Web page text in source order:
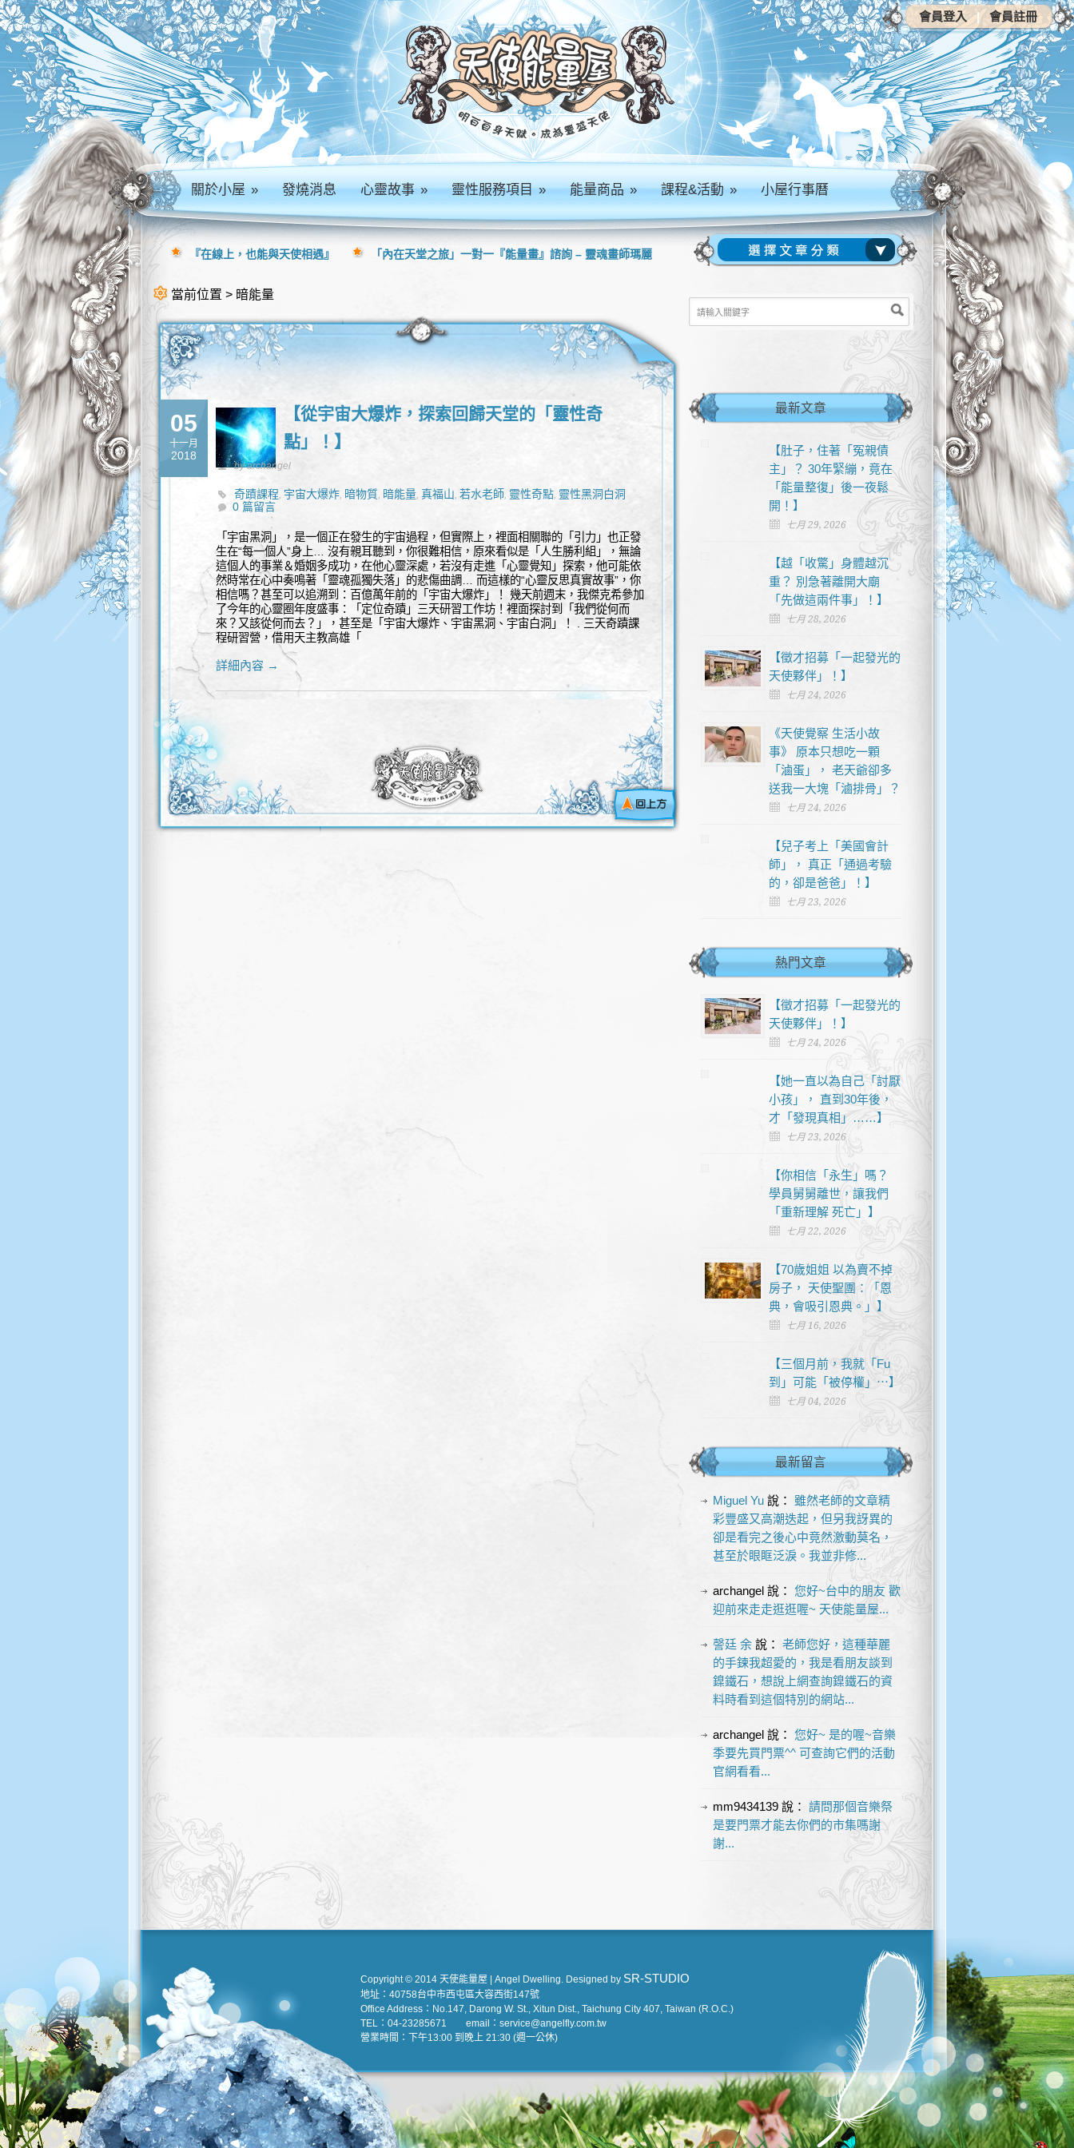
關於小屋» 發燒消息 心靈故事» 靈性服務項目» 能量商品» 課程&活動» 小屋行事曆
當前位置 > 暗能量
05
十一月
2018
【從宇宙大爆炸，探索回歸天堂的「靈性奇
點」！】
by archangel
奇蹟課程, 宇宙大爆炸, 暗物質, 暗能量, 真福山, 若水老師, 靈性奇點, 靈性黑洞白洞
0 篇留言
「宇宙黑洞」，是一個正在發生的宇宙過程，但實際上，裡面相關聯的「引力」也正發
生在“每一個人”身上… 沒有親耳聽到，你很難相信，原來看似是「人生勝利組」，無論
這個人的事業＆婚姻多成功，在他心靈深處，若沒有走進「心靈覺知」探索，他可能依
然時常在心中奏鳴著「靈魂孤獨失落」的悲傷曲調… 而這樣的“心靈反思真實故事”，你
相信嗎？甚至可以追溯到：百億萬年前的「宇宙大爆炸」！ 幾天前週末，我傑克希參加
了今年的心靈圈年度盛事：「定位奇蹟」三天研習工作坊！裡面探討到「我們從何而
來？又該從何而去？」，甚至是「宇宙大爆炸、宇宙黑洞、宇宙白洞」！ . 三天奇蹟課
程研習營，借用天主教高雄「
詳細內容 →
最新文章
【肚子，住著「冤親債
主」？ 30年緊繃，竟在
「能量整復」後一夜鬆
開！】
七月 29, 2026
【越「收驚」身體越沉
重？ 別急著離開大廟
「先做這兩件事」！】
七月 28, 2026
【徵才招募「一起發光的
天使夥伴」！】
七月 24, 2026
《天使覺察 生活小故
事》 原本只想吃一顆
「滷蛋」， 老天爺卻多
送我一大塊「滷排骨」？
七月 24, 2026
【兒子考上「美國會計
師」， 真正「通過考驗
的，卻是爸爸」！】
七月 23, 2026
熱門文章
【徵才招募「一起發光的
天使夥伴」！】
七月 24, 2026
【她一直以為自己「討厭
小孩」， 直到30年後，
才「發現真相」……】
七月 23, 2026
【你相信「永生」嗎？
學員舅舅離世，讓我們
「重新理解 死亡」】
七月 22, 2026
【70歲姐姐 以為賣不掉
房子， 天使聖團：「恩
典，會吸引恩典。」】
七月 16, 2026
【三個月前，我就「Fu
到」可能「被停權」⋯】
七月 04, 2026
最新留言
Miguel Yu說： 雖然老師的文章精
彩豐盛又高潮迭起，但另我訝異的
卻是看完之後心中竟然激動莫名，
甚至於眼眶泛淚。我並非修...
archangel說： 您好~台中的朋友 歡
迎前來走走逛逛喔~ 天使能量屋...
謦廷 余說： 老師您好，這種華麗
的手鍊我超愛的，我是看朋友談到
鎳鐵石，想說上網查詢鎳鐵石的資
料時看到這個特別的網站...
archangel說： 您好~ 是的喔~音樂
季要先買門票^^ 可查詢它們的活動
官網看看...
mm9434139說： 請問那個音樂祭
是要門票才能去你們的市集嗎謝
謝...
『在線上，也能與天使相遇』 「內在天堂之旅」一對一『能量畫』諮詢 – 靈魂畫師瑪麗
Copyright © 2014 天使能量屋 | Angel Dwelling. Designed by SR-STUDIO
地址：40758台中市西屯區大容西街147號
Office Address：No.147, Darong W. St., Xitun Dist., Taichung City 407, Taiwan (R.O.C.)
TEL：04-23285671 email：service@angelfly.com.tw
營業時間：下午13:00 到晚上 21:30 (週一公休)
會員登入 | 會員註冊